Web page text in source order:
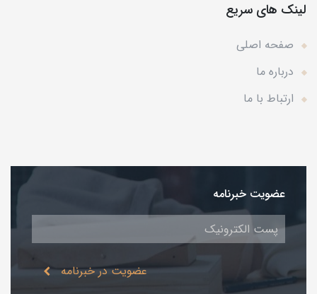
لینک های سریع
صفحه اصلی
درباره ما
ارتباط با ما
عضویت خبرنامه
عضویت در خبرنامه